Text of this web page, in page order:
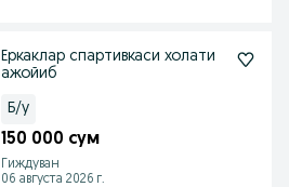
Еркаклар спартивкаси холати
ажойиб
Б/у
150 000 сум
Гиждуван
06 августа 2026 г.